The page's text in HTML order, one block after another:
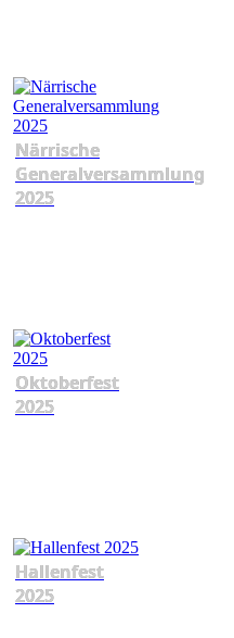
Närrische
Generalversammlung
2025
Oktoberfest
2025
Hallenfest
2025